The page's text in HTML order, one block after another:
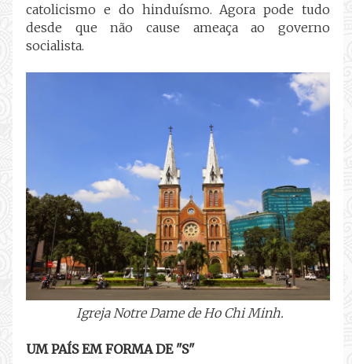
catolicismo e do hinduísmo. Agora pode tudo
desde que não cause ameaça ao governo
socialista.
Igreja Notre Dame de Ho Chi Minh.
UM PAÍS EM FORMA DE "S"